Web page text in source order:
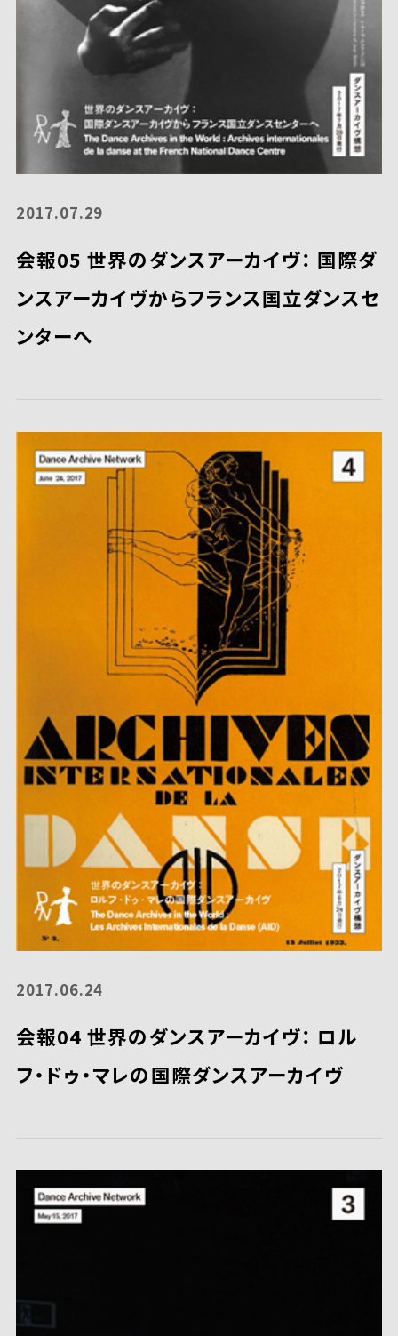
2017.07.29
会報05 世界のダンスアーカイヴ： 国際ダ
ンスアーカイヴからフランス国立ダンスセ
ンターへ
2017.06.24
会報04 世界のダンスアーカイヴ： ロル
フ・ドゥ・マレの国際ダンスアーカイヴ